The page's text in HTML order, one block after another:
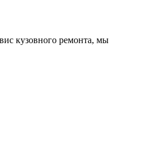
кузовного ремонта, мы